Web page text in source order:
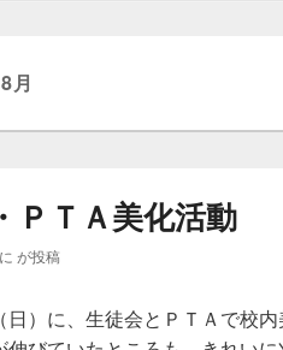
月
ＰＴＡ美化活動
に が投稿
日）に、生徒会とＰＴＡで校